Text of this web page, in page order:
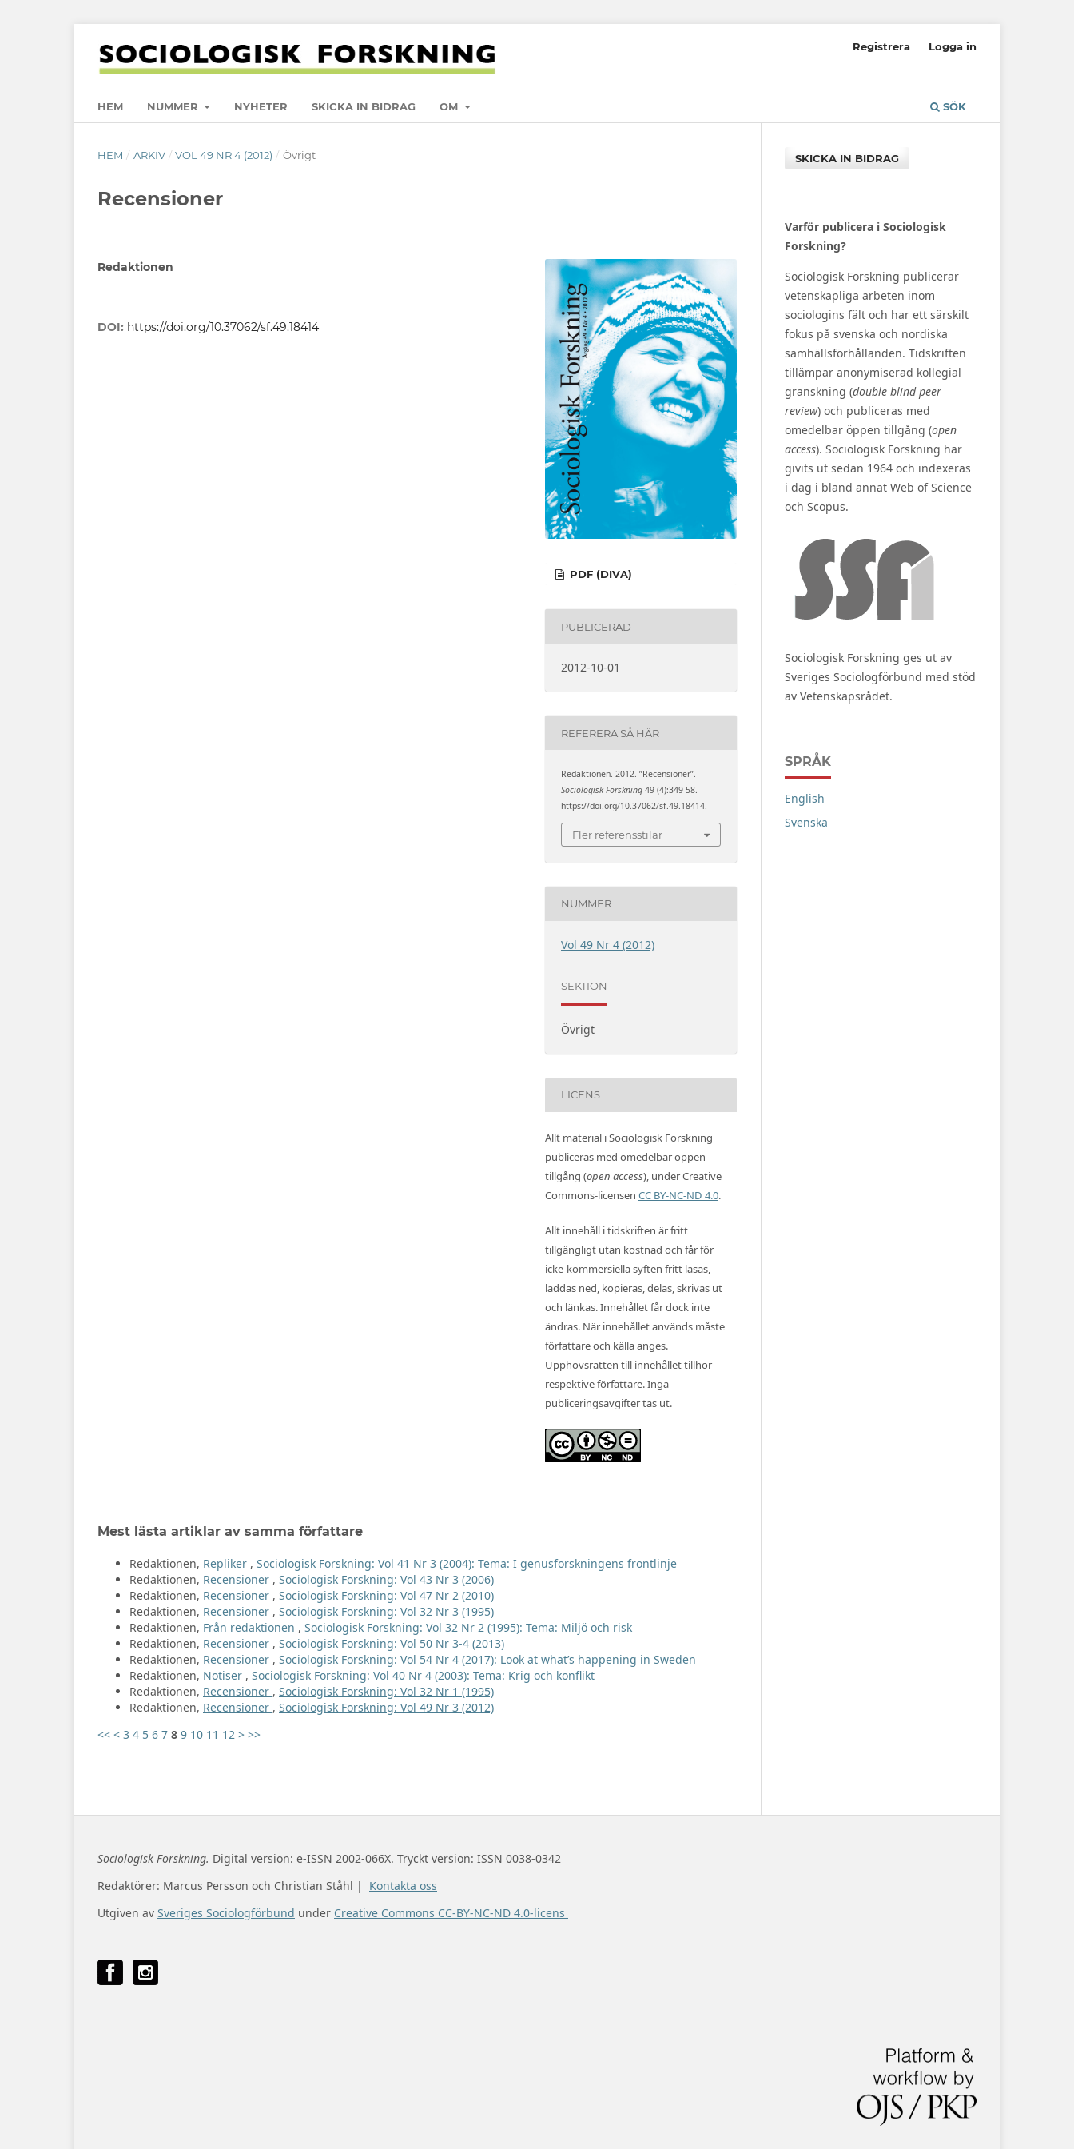
HEM NUMMER NYHETER SKICKA IN BIDRAG OM SÖK
Registrera Logga in
HEM / ARKIV / VOL 49 NR 4 (2012) / Övrigt
Recensioner
Redaktionen
DOI: https://doi.org/10.37062/sf.49.18414
PDF (DIVA)
PUBLICERAD
2012-10-01
REFERERA SÅ HÄR
Redaktionen. 2012. ”Recensioner”.
Sociologisk Forskning 49 (4):349-58.
https://doi.org/10.37062/sf.49.18414.
Fler referensstilar
NUMMER
Vol 49 Nr 4 (2012)
SEKTION
Övrigt
LICENS
Allt material i Sociologisk Forskning
publiceras med omedelbar öppen
tillgång (open access), under Creative
Commons-licensen CC BY-NC-ND 4.0.
Allt innehåll i tidskriften är fritt
tillgängligt utan kostnad och får för
icke-kommersiella syften fritt läsas,
laddas ned, kopieras, delas, skrivas ut
och länkas. Innehållet får dock inte
ändras. När innehållet används måste
författare och källa anges.
Upphovsrätten till innehållet tillhör
respektive författare. Inga
publiceringsavgifter tas ut.
Mest lästa artiklar av samma författare
Redaktionen, Repliker , Sociologisk Forskning: Vol 41 Nr 3 (2004): Tema: I genusforskningens frontlinje
Redaktionen, Recensioner , Sociologisk Forskning: Vol 43 Nr 3 (2006)
Redaktionen, Recensioner , Sociologisk Forskning: Vol 47 Nr 2 (2010)
Redaktionen, Recensioner , Sociologisk Forskning: Vol 32 Nr 3 (1995)
Redaktionen, Från redaktionen , Sociologisk Forskning: Vol 32 Nr 2 (1995): Tema: Miljö och risk
Redaktionen, Recensioner , Sociologisk Forskning: Vol 50 Nr 3-4 (2013)
Redaktionen, Recensioner , Sociologisk Forskning: Vol 54 Nr 4 (2017): Look at what’s happening in Sweden
Redaktionen, Notiser , Sociologisk Forskning: Vol 40 Nr 4 (2003): Tema: Krig och konflikt
Redaktionen, Recensioner , Sociologisk Forskning: Vol 32 Nr 1 (1995)
Redaktionen, Recensioner , Sociologisk Forskning: Vol 49 Nr 3 (2012)
<< < 3 4 5 6 7 8 9 10 11 12 > >>
SKICKA IN BIDRAG
Varför publicera i Sociologisk
Forskning?
Sociologisk Forskning publicerar
vetenskapliga arbeten inom
sociologins fält och har ett särskilt
fokus på svenska och nordiska
samhällsförhållanden. Tidskriften
tillämpar anonymiserad kollegial
granskning (double blind peer
review) och publiceras med
omedelbar öppen tillgång (open
access). Sociologisk Forskning har
givits ut sedan 1964 och indexeras
i dag i bland annat Web of Science
och Scopus.
Sociologisk Forskning ges ut av
Sveriges Sociologförbund med stöd
av Vetenskapsrådet.
SPRÅK
English
Svenska
Sociologisk Forskning. Digital version: e-ISSN 2002-066X. Tryckt version: ISSN 0038-0342
Redaktörer: Marcus Persson och Christian Ståhl | Kontakta oss
Utgiven av Sveriges Sociologförbund under Creative Commons CC-BY-NC-ND 4.0-licens